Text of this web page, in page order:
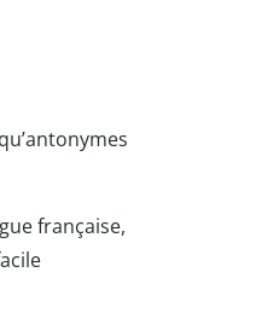
française,